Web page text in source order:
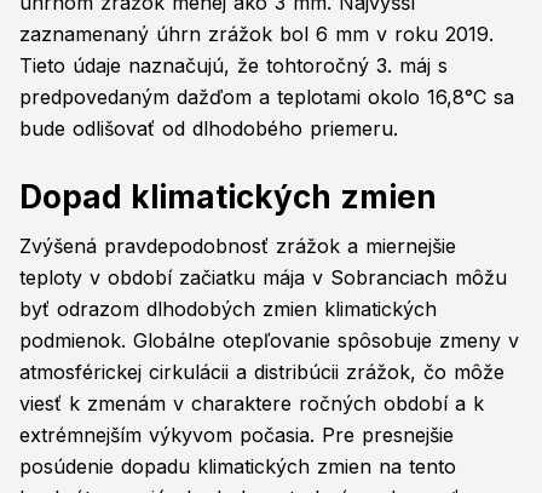
zaznamenaný úhrn zrážok bol 6 mm v roku 2019.
Tieto údaje naznačujú, že tohtoročný 3. máj s
predpovedaným dažďom a teplotami okolo 16,8°C sa
bude odlišovať od dlhodobého priemeru.
Dopad klimatických zmien
Zvýšená pravdepodobnosť zrážok a miernejšie
teploty v období začiatku mája v Sobranciach môžu
byť odrazom dlhodobých zmien klimatických
podmienok. Globálne otepľovanie spôsobuje zmeny v
atmosférickej cirkulácii a distribúcii zrážok, čo môže
viesť k zmenám v charaktere ročných období a k
extrémnejším výkyvom počasia. Pre presnejšie
posúdenie dopadu klimatických zmien na tento